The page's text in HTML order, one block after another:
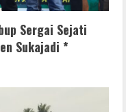
Sergai Sejati
Sukajadi *